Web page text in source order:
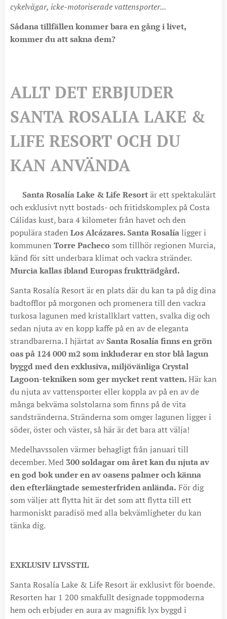
cykelvägar, icke-motoriserade vattensporter...
Sådana tillfällen kommer bara en gång i livet,
kommer du att sakna dem?
ALLT DET ERBJUDER
SANTA ROSALIA LAKE &
LIFE RESORT OCH DU
KAN ANVÄNDA
Santa Rosalía Lake & Life Resortär ett spektakulärt
och exklusivt nytt bostads- och fritidskomplex på Costa
Cálidas kust, bara 4 kilometer från havet och den
populära staden Los Alcázares. Santa Rosalíaligger i
kommunen Torre Pacheco som tillhör regionen Murcia,
känd för sitt underbara klimat och vackra stränder.
Murcia kallas ibland Europas fruktträdgård.
Santa Rosalía Resort är en plats där du kan ta på dig dina
badtofflor på morgonen och promenera till den vackra
turkosa lagunen med kristallklart vatten, svalka dig och
sedan njuta av en kopp kaffe på en av de eleganta
strandbarerna. I hjärtat avSanta Rosalía finns en grön
oas på 124 000 m2 som inkluderar en stor blå lagun
byggd med den exklusiva, miljövänliga Crystal
Lagoon-tekniken som ger mycket rent vatten.Här kan
du njuta av vattensporter eller koppla av på en av de
många bekväma solstolarna som finns på de vita
sandstränderna. Stränderna som omger lagunen ligger i
söder, öster och väster, så här är det bara att välja!
Medelhavssolen värmer behagligt från januari till
december. Med 300 soldagar om året kan du njuta av
en god bok under en av oasens palmer och känna
den efterlängtade semesterfriden anlända. För dig
som väljer att flytta hit är det som att flytta till ett
harmoniskt paradisö med alla bekvämligheter du kan
tänka dig.
EXKLUSIV LIVSSTIL
Santa Rosalía Lake & Life Resort är exklusivt för boende.
Resorten har 1 200 smakfullt designade toppmoderna
hem och erbjuder en aura av magnifik lyx byggd i